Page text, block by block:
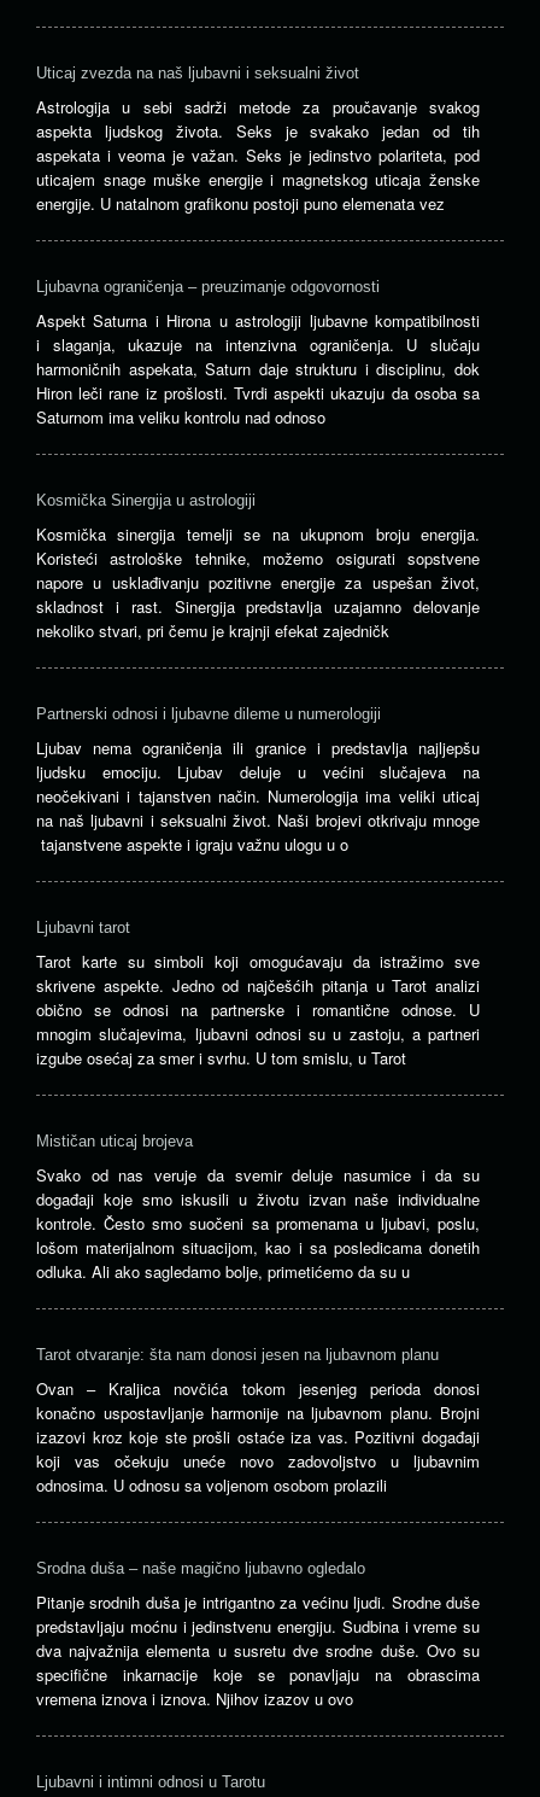
Uticaj zvezda na naš ljubavni i seksualni život
Astrologija u sebi sadrži metode za proučavanje svakog
aspekta ljudskog života. Seks je svakako jedan od tih
aspekata i veoma je važan. Seks je jedinstvo polariteta, pod
uticajem snage muške energije i magnetskog uticaja ženske
energije. U natalnom grafikonu postoji puno elemenata vez
Ljubavna ograničenja – preuzimanje odgovornosti
Aspekt Saturna i Hirona u astrologiji ljubavne kompatibilnosti
i slaganja, ukazuje na intenzivna ograničenja. U slučaju
harmoničnih aspekata, Saturn daje strukturu i disciplinu, dok
Hiron leči rane iz prošlosti. Tvrdi aspekti ukazuju da osoba sa
Saturnom ima veliku kontrolu nad odnoso
Kosmička Sinergija u astrologiji
Kosmička sinergija temelji se na ukupnom broju energija.
Koristeći astrološke tehnike, možemo osigurati sopstvene
napore u usklađivanju pozitivne energije za uspešan život,
skladnost i rast. Sinergija predstavlja uzajamno delovanje
nekoliko stvari, pri čemu je krajnji efekat zajedničk
Partnerski odnosi i ljubavne dileme u numerologiji
Ljubav nema ograničenja ili granice i predstavlja najljepšu
ljudsku emociju. Ljubav deluje u većini slučajeva na
neočekivani i tajanstven način. Numerologija ima veliki uticaj
na naš ljubavni i seksualni život. Naši brojevi otkrivaju mnoge
tajanstvene aspekte i igraju važnu ulogu u o
Ljubavni tarot
Tarot karte su simboli koji omogućavaju da istražimo sve
skrivene aspekte. Jedno od najčešćih pitanja u Tarot analizi
obično se odnosi na partnerske i romantične odnose. U
mnogim slučajevima, ljubavni odnosi su u zastoju, a partneri
izgube osećaj za smer i svrhu. U tom smislu, u Tarot
Mističan uticaj brojeva
Svako od nas veruje da svemir deluje nasumice i da su
događaji koje smo iskusili u životu izvan naše individualne
kontrole. Često smo suočeni sa promenama u ljubavi, poslu,
lošom materijalnom situacijom, kao i sa posledicama donetih
odluka. Ali ako sagledamo bolje, primetićemo da su u
Tarot otvaranje: šta nam donosi jesen na ljubavnom planu
Ovan – Kraljica novčića tokom jesenjeg perioda donosi
konačno uspostavljanje harmonije na ljubavnom planu. Brojni
izazovi kroz koje ste prošli ostaće iza vas. Pozitivni događaji
koji vas očekuju uneće novo zadovoljstvo u ljubavnim
odnosima. U odnosu sa voljenom osobom prolazili
Srodna duša – naše magično ljubavno ogledalo
Pitanje srodnih duša je intrigantno za većinu ljudi. Srodne duše
predstavljaju moćnu i jedinstvenu energiju. Sudbina i vreme su
dva najvažnija elementa u susretu dve srodne duše. Ovo su
specifične inkarnacije koje se ponavljaju na obrascima
vremena iznova i iznova. Njihov izazov u ovo
Ljubavni i intimni odnosi u Tarotu